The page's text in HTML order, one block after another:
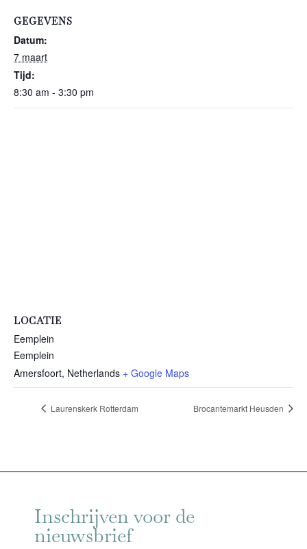
GEGEVENS
Datum:
7 maart
Tijd:
8:30 am - 3:30 pm
LOCATIE
Eemplein
Eemplein
Amersfoort, Netherlands + Google Maps
Laurenskerk Rotterdam Brocantemarkt Heusden
Inschrijven voor de
nieuwsbrief